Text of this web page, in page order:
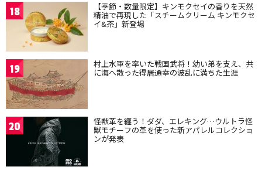
18 【季節・数量限定】キンモクセイの香りを天然
精油で再現した「スチームクリーム キンモクセ
イ&茶」新登場
19 村上水軍を率いた戦国武将！幼い弟を支え、共
に海へ散った得居通幸の波乱に満ちた生涯
20 怪獣革を纏う！ダダ、エレキング…ウルトラ怪
獣モチーフの革を使った新アパレルコレクショ
ンが発表